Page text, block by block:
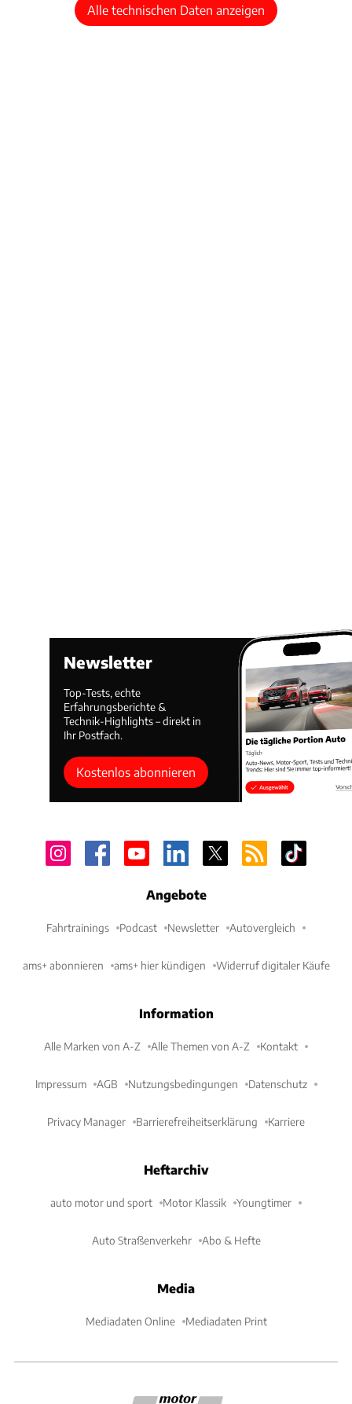
Alle technischen Daten anzeigen
Newsletter
Top-Tests, echte
Erfahrungsberichte &
Technik-Highlights – direkt in
Ihr Postfach.
Kostenlos abonnieren
Angebote
Fahrtrainings Podcast Newsletter Autovergleich
ams+ abonnieren ams+ hier kündigen Widerruf digitaler Käufe
Information
Alle Marken von A-Z Alle Themen von A-Z Kontakt
Impressum AGB Nutzungsbedingungen Datenschutz
Privacy Manager Barrierefreiheitserklärung Karriere
Heftarchiv
auto motor und sport Motor Klassik Youngtimer
Auto Straßenverkehr Abo & Hefte
Media
Mediadaten Online Mediadaten Print